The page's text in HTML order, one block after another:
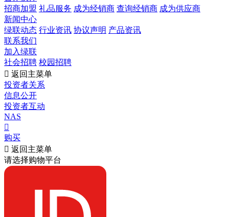
招商加盟 礼品服务 成为经销商 查询经销商 成为供应商
新闻中心
绿联动态 行业资讯 协议声明 产品资讯
联系我们
加入绿联
社会招聘 校园招聘
 返回主菜单
投资者关系
信息公开
投资者互动
NAS

购买
 返回主菜单
请选择购物平台